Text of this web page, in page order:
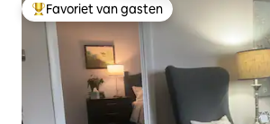
Topfavoriet van gasten
Favoriet van gasten